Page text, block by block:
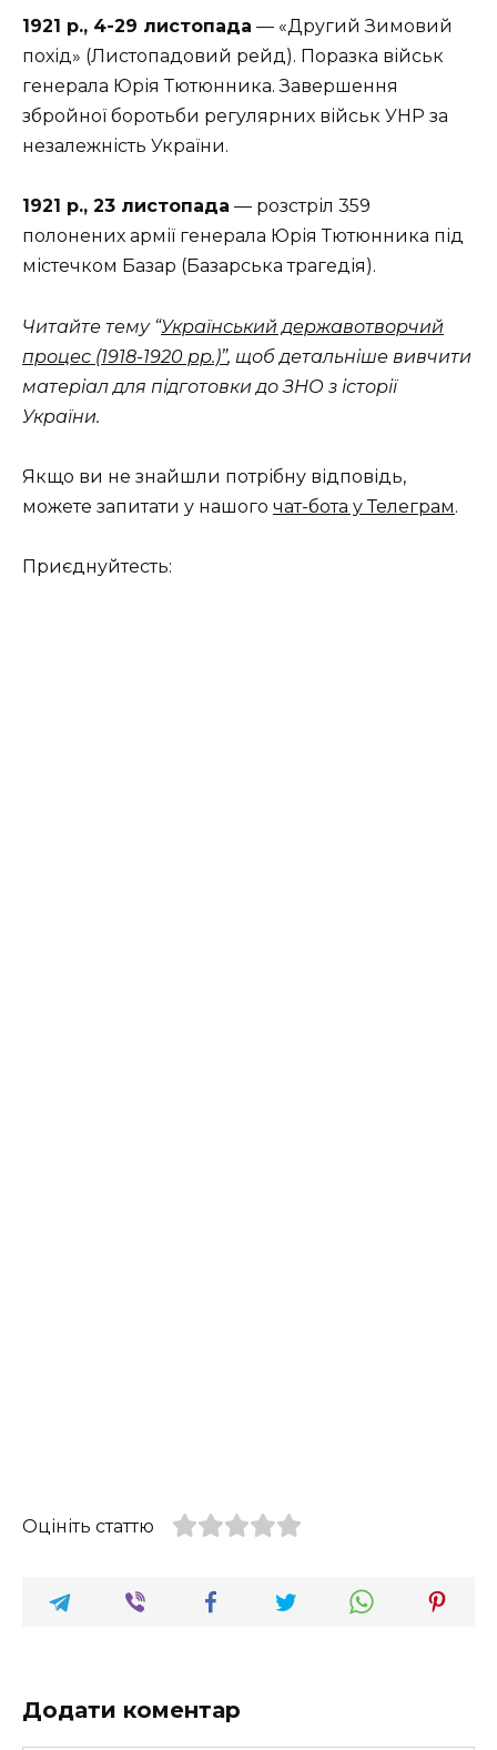
1921 р., 4-29 листопада — «Другий Зимовий
похід» (Листопадовий рейд). Поразка військ
генерала Юрія Тютюнника. Завершення
збройної боротьби регулярних військ УНР за
незалежність України.
1921 р., 23 листопада — розстріл 359
полонених армії генерала Юрія Тютюнника під
містечком Базар (Базарська трагедія).
Читайте тему “Український державотворчий
процес (1918-1920 рр.)”, щоб детальніше вивчити
матеріал для підготовки до ЗНО з історії
України.
Якщо ви не знайшли потрібну відповідь,
можете запитати у нашого чат-бота у Телеграм.
Приєднуйтесть:
Оцініть статтю
Додати коментар